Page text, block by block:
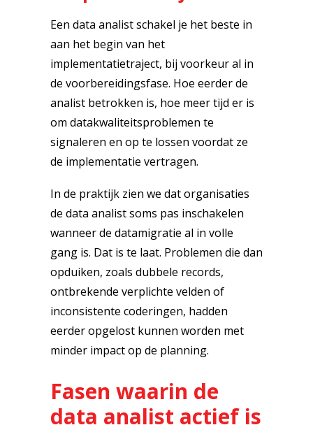
Een data analist schakel je het beste in
aan het begin van het
implementatietraject, bij voorkeur al in
de voorbereidingsfase. Hoe eerder de
analist betrokken is, hoe meer tijd er is
om datakwaliteitsproblemen te
signaleren en op te lossen voordat ze
de implementatie vertragen.
In de praktijk zien we dat organisaties
de data analist soms pas inschakelen
wanneer de datamigratie al in volle
gang is. Dat is te laat. Problemen die dan
opduiken, zoals dubbele records,
ontbrekende verplichte velden of
inconsistente coderingen, hadden
eerder opgelost kunnen worden met
minder impact op de planning.
Fasen waarin de
data analist actief is